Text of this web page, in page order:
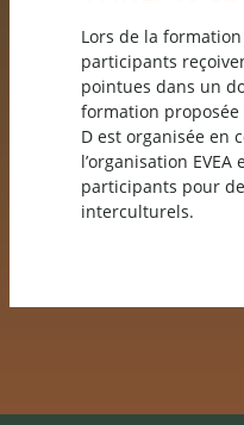
Lors de la
participants
pointues dans un
formation proposée
D est organisée en
l’organisation
participants pour
interculturels.